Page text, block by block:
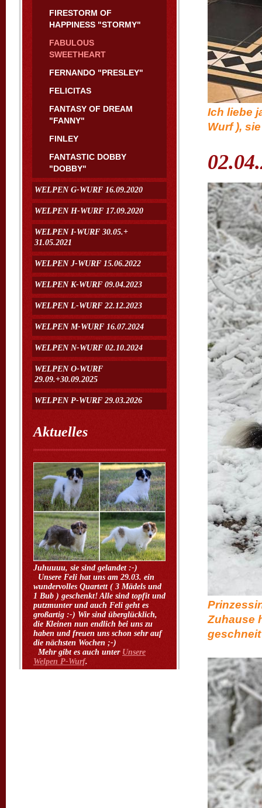
FIRESTORM OF
HAPPINESS "STORMY"
FABULOUS
SWEETHEART
FERNANDO "PRESLEY"
FELICITAS
FANTASY OF DREAM
"FANNY"
FINLEY
FANTASTIC DOBBY
"DOBBY"
WELPEN G-WURF 16.09.2020
WELPEN H-WURF 17.09.2020
WELPEN I-WURF 30.05.+
31.05.2021
WELPEN J-WURF 15.06.2022
WELPEN K-WURF 09.04.2023
WELPEN L-WURF 22.12.2023
WELPEN M-WURF 16.07.2024
WELPEN N-WURF 02.10.2024
WELPEN O-WURF
29.09.+30.09.2025
WELPEN P-WURF 29.03.2026
Aktuelles
Juhuuuu, sie sind gelandet :-)
Unsere Feli hat uns am 29.03. ein
wundervolles Quartett ( 3 Mädels und
1 Bub ) geschenkt! Alle sind topfit und
putzmunter und auch Feli geht es
großartig :-) Wir sind überglücklich,
die Kleinen nun endlich bei uns zu
haben und freuen uns schon sehr auf
die nächsten Wochen ;-)
Mehr gibt es auch unter Unsere
Welpen P-Wurf.
Ich liebe
Wurf ),
Zuhause
geschneit